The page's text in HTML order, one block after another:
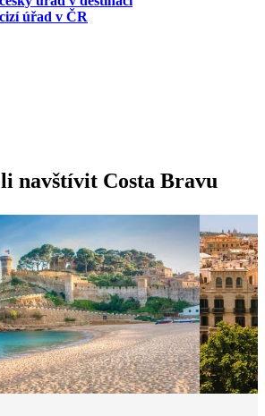
úřad v ČR
navštívit Costa Bravu